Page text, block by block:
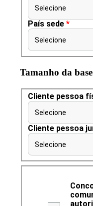
Selecione
País sede *
Selecione
Tamanho da
Cliente pessoa
Selecione
Cliente pessoa
Selecione